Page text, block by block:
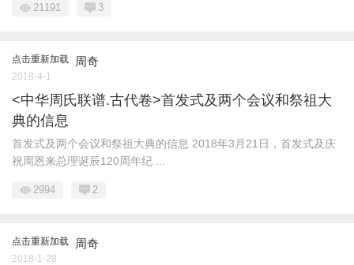
21191 3
点击重新加载 周奇
2018-4-1
<中华周氏联谱.古代卷>首发式及两个会议和祭祖大
典的信息
首发式及两个会议和祭祖大典的信息 2018年3月21日，首发式及庆
祝周恩来总理诞辰120周年纪 ...
2994 2
点击重新加载 周奇
2018-1-28